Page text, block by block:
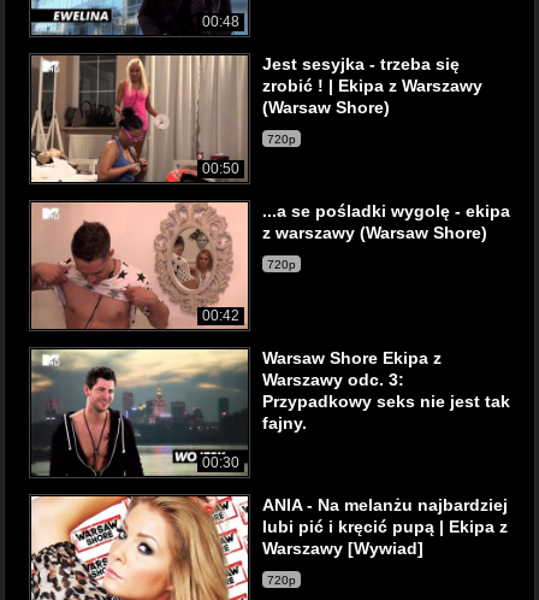
00:48
00:50
Jest sesyjka - trzeba się
zrobić ! | Ekipa z Warszawy
(Warsaw Shore)
720p
00:42
...a se pośladki wygolę - ekipa
z warszawy (Warsaw Shore)
720p
00:30
Warsaw Shore Ekipa z
Warszawy odc. 3:
Przypadkowy seks nie jest tak
fajny.
ANIA - Na melanżu najbardziej
lubi pić i kręcić pupą | Ekipa z
Warszawy [Wywiad]
720p